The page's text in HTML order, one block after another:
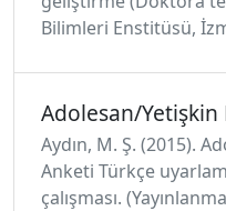
Bilimleri Enstitüsü,
Adolesan/
Aydın, M. Ş. (2015).
Anketi Türkçe
çalışması.